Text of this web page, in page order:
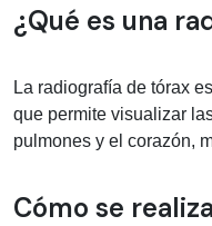
Información
¿Qué es una
La radiografía de tórax
que permite visualizar
pulmones y el corazón,
Cómo se